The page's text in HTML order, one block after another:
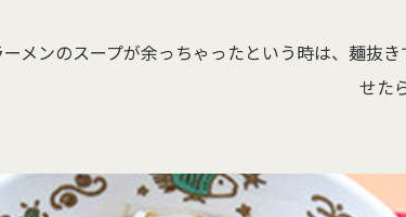
メンのスープが余っちゃったという時は、麺抜
せた